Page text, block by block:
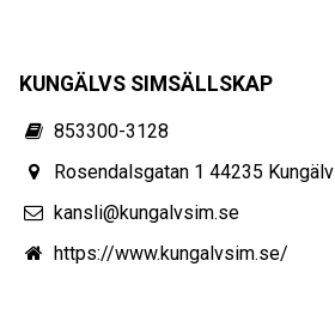
KUNGÄLVS SIMSÄLLSKAP
853300-3128
Rosendalsgatan 1 44235 Kungälv
kansli@kungalvsim.se
https://www.kungalvsim.se/